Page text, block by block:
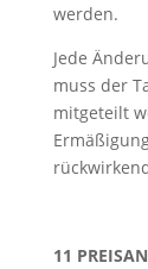
werden.
Jede
muss der
mitgeteilt
11